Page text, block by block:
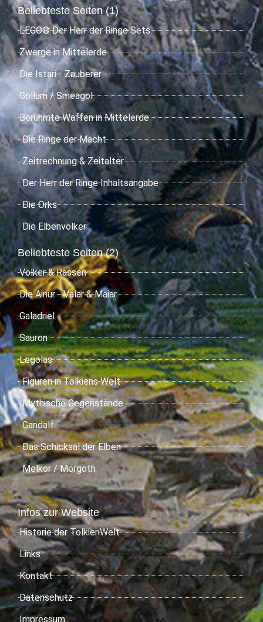
Beliebteste Seiten (1)
LEGO® Der Herr der Ringe Sets
Zwerge in Mittelerde
Die Istari - Zauberer
Gollum / Smeagol
Berühmte Waffen in Mittelerde
Die Ringe der Macht
Zeitrechnung & Zeitalter
Der Herr der Ringe Inhaltsangabe
Die Orks
Die Elbenvölker
Beliebteste Seiten (2)
Völker & Rassen
Die Ainur - Valar & Maiar
Galadriel
Sauron
Legolas
Figuren in Tolkiens Welt
Mythische Gegenstände
Gandalf
Das Schicksal der Elben
Melkor / Morgoth
Infos zur Website
Historie der TolkienWelt
Links
Kontakt
Datenschutz
Impressum